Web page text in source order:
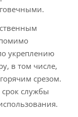
укреплению
в том числе,
срезом.
срок службы